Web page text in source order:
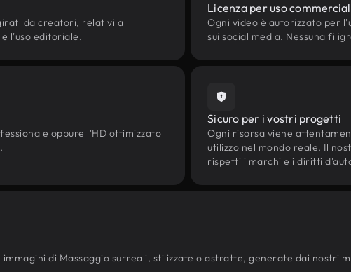
da creatori, relativi a
l'uso editoriale.
Licenza per uso
Ogni video è autorizzato per
sui social media. Nessuna
oppure l'HD ottimizzato
Sicuro per i vostri progetti
Ogni risorsa viene
utilizzo nel mondo reale. Il
rispetti i marchi e i diritti
di Massaggio surreali, stilizzate o astratte, generate dai nostri